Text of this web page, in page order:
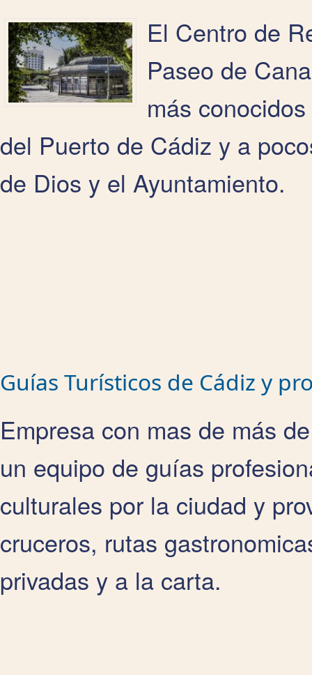
El Centro de
Paseo de
más
del Puerto de Cádiz y a
de Dios y el Ayuntamiento.
Guías Turísticos de Cádiz y
Empresa con mas de más
un equipo de guías
culturales por la ciudad y
cruceros, rutas
privadas y a la carta.